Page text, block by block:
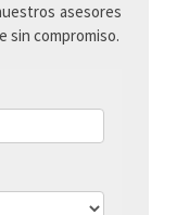
asesores
sin compromiso.